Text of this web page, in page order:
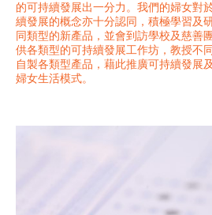
的可持續發展出一分力。我們的婦女對
續發展的概念亦十分認同，積極學習及
同類型的新產品，並會到訪學校及慈善
供各類型的可持續發展工作坊，教授不
自製各類型產品，藉此推廣可持續發展
婦女生活模式。